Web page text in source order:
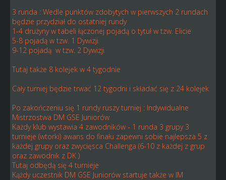
3 runda : Wedle punktów zdobytych w pierwszych 2 rundach
będzie przydział do ostatniej rundy
1-4 drużyny w tabeli łączonej pojadą o tytuł w tzw. Elicie
5-8 pojadą w tzw. 1 Dywizji
9-12 pojadą w tzw. 2 Dywizji
Tutaj także 8 kolejek w 4 tygodnie
Cały turniej będzie trwać 12 tygodni i składać się z 24 kolejek
Po zakończeniu się 1 rundy ruszy turniej : Indywidualne
Mistrzostwa DM GSE Juniorów
Każdy klub wystawia 4 zawodników - 1 runda 3 grupy 3
turnieje (wtorki) awans do finału zapewni sobie najlepsza 5 z
każdej grupy oraz zwycięsca Challenga (6-10 z każdej z grup
oraz zawodnik z DK )
Tutaj odbędą się 4 turnieje
Kążdy uczestnik DM GSE Juniorów startuje także w IM